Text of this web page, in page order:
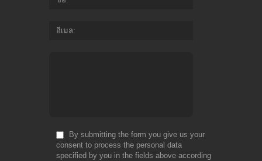
อีเมล
By submitting the form you give us your
consent to process the personal data
specified by you in the fields above according